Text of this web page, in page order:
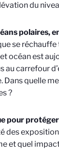
du
polaires,
se
océan est
au carrefour
quelle
?
pour
et quel